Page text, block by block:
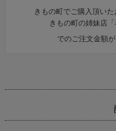
きもの町でご購入頂い
きもの町の姉妹店
でのご注文金額が